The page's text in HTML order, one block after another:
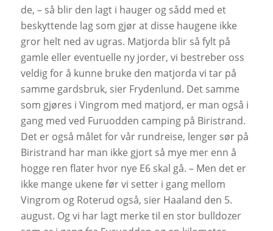
de, – så blir den lagt i hauger og sådd med et
beskyttende lag som gjør at disse haugene ikke
gror helt ned av ugras. Matjorda blir så fylt på
gamle eller eventuelle ny jorder, vi bestreber oss
veldig for å kunne bruke den matjorda vi tar på
samme gardsbruk, sier Frydenlund. Det samme
som gjøres i Vingrom med matjord, er man også i
gang med ved Furuodden camping på Biristrand.
Det er også målet for vår rundreise, lenger sør på
Biristrand har man ikke gjort så mye mer enn å
hogge ren flater hvor nye E6 skal gå. – Men det er
ikke mange ukene før vi setter i gang mellom
Vingrom og Roterud også, sier Haaland den 5.
august. Og vi har lagt merke til en stor bulldozer